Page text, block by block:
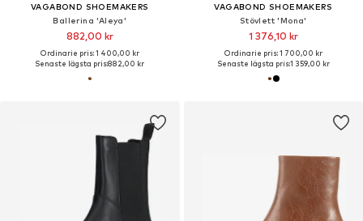
VAGABOND SHOEMAKERS
Ballerina 'Aleya'
882,00 kr
Ordinarie pris: 1 400,00 kr
Senaste lägsta pris:882,00 kr
VAGABOND SHOEMAKERS
Stövlett 'Mona'
1 376,10 kr
Ordinarie pris: 1 700,00 kr
Senaste lägsta pris:1 359,00 kr